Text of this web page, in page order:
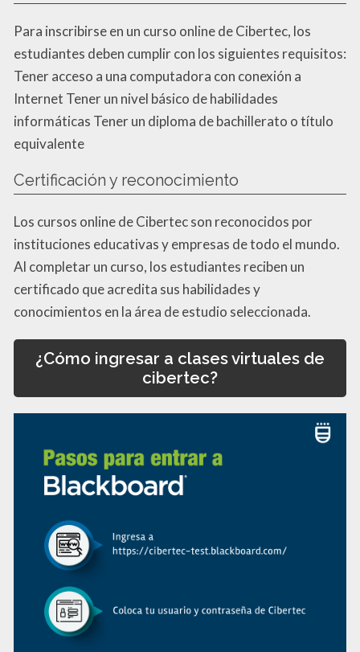
Para inscribirse en un curso online de Cibertec, los
estudiantes deben cumplir con los siguientes requisitos:
Tener acceso a una computadora con conexión a
Internet Tener un nivel básico de habilidades
informáticas Tener un diploma de bachillerato o título
equivalente
Certificación y reconocimiento
Los cursos online de Cibertec son reconocidos por
instituciones educativas y empresas de todo el mundo.
Al completar un curso, los estudiantes reciben un
certificado que acredita sus habilidades y
conocimientos en la área de estudio seleccionada.
¿Cómo ingresar a clases virtuales de
cibertec?